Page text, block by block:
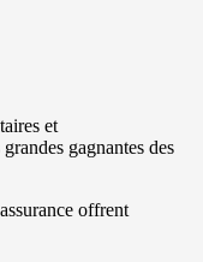
et
gagnantes des
offrent